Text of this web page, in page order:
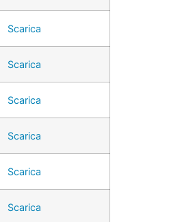
Scarica
Scarica
Scarica
Scarica
Scarica
Scarica